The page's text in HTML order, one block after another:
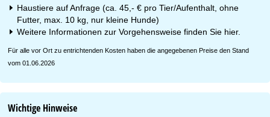
Haustiere auf Anfrage (ca. 45,- € pro Tier/Aufenthalt, ohne
Futter, max. 10 kg, nur kleine Hunde)
Weitere Informationen zur Vorgehensweise finden Sie hier.
Für alle vor Ort zu entrichtenden Kosten haben die angegebenen Preise den Stand
vom 01.06.2026
Wichtige Hinweise